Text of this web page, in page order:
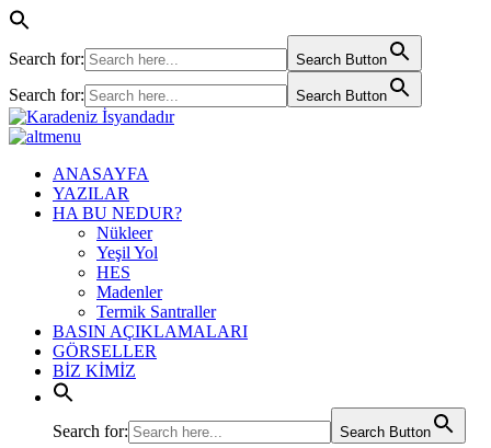
Search for: Search Button
Search for: Search Button
ANASAYFA
YAZILAR
HA BU NEDUR?
Nükleer
Yeşil Yol
HES
Madenler
Termik Santraller
BASIN AÇIKLAMALARI
GÖRSELLER
BİZ KİMİZ
Search for: Search Button